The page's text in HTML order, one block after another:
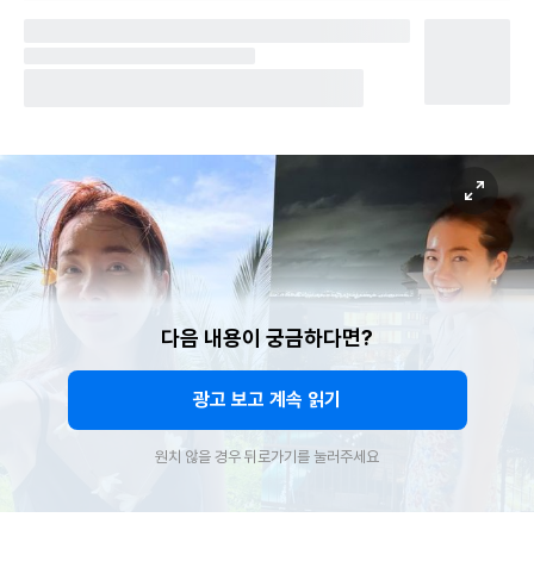
다음 내용이 궁금하다면?
광고 보고 계속 읽기
원치 않을 경우 뒤로가기를 눌러주세요